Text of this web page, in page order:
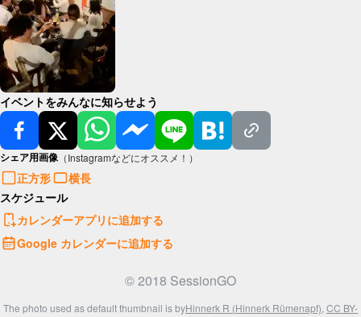
イベントをみんなに知らせよう
シェア用画像 （Instagramなどにオススメ！）
正方形
横長
スケジュール
カレンダーアプリに追加する
Google カレンダーに追加する
© 2018 SessionGO
The photo used as default thumbnail is byHinnerk R (Hinnerk Rümenapf), CC BY-